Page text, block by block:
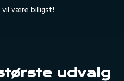
vil være billigst!
udvalg